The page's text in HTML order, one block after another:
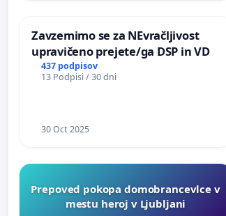
Zavzemimo se za NEvračljivost
upravičeno prejete/ga DSP in VD
437 podpisov
13 Podpisi / 30 dni
30 Oct 2025
Prepoved pokopa domobrancevlce v
mestu heroj v Ljubljani